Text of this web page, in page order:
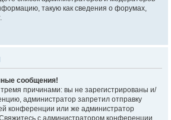
такую как сведения о форумах,
сообщения!
причинами: вы не зарегистрированы и/
администратор запретил отправку
конференции или же администратор
с администратором конференции